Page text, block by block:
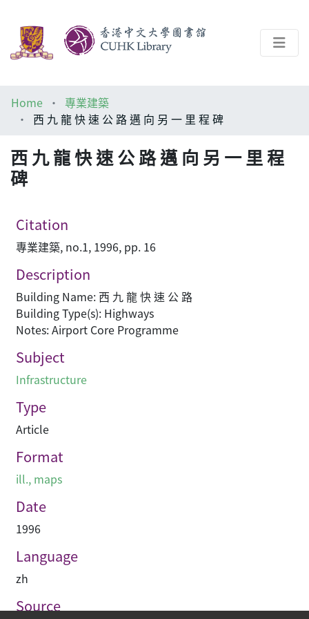
Help
Home
專業建築
西 九 龍 快 速 公 路 邁 向 另 一 里 程 碑
西 九 龍 快 速 公 路 邁 向 另 一 里 程
碑
Citation
專業建築, no.1, 1996, pp. 16
Description
Building Name: 西 九 龍 快 速 公 路
Building Type(s): Highways
Notes: Airport Core Programme
Subject
Infrastructure
Type
Article
Format
ill., maps
Date
1996
Language
zh
Source